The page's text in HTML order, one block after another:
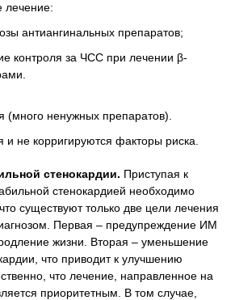
лечение:
антиангинальных препаратов;
контроля за ЧСС при лечении β-
(много ненужных препаратов).
не корригируются факторы риска.
стенокардии. Приступая к
стенокардией необходимо
существуют только две цели лечения
Первая – предупреждение ИМ
жизни. Вторая – уменьшение
что приводит к улучшению
что лечение, направленное на
приоритетным. В том случае,